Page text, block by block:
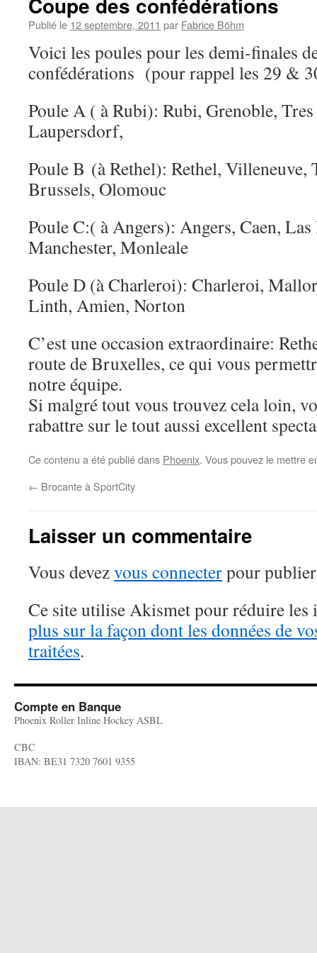
Publié le 12 septembre, 2011 par Fabrice Böhm
Voici les poules pour les demi-finales
confédérations (pour rappel les 29 &
Poule A ( à Rubi): Rubi, Grenoble,
Laupersdorf,
Poule B (à Rethel): Rethel,
Brussels, Olomouc
Poule C:( à Angers): Angers, Caen,
Manchester, Monleale
Poule D (à Charleroi): Charleroi,
Linth, Amien, Norton
C’est une occasion extraordinaire:
route de Bruxelles, ce qui vous
notre équipe.
Si malgré tout vous trouvez cela loin,
rabattre sur le tout aussi excellent
Ce contenu a été publié dans Phoenix. Vous pouvez le mettre
← Brocante à SportCity
Laisser un commentaire
Vous devezvous connecterpour
Ce site utilise Akismet pour réduire les
plus sur la façon dont les données de
traitées.
Compte en Banque
Phoenix Roller Inline Hockey ASBL
CBC
IBAN: BE31 7320 7601 9355